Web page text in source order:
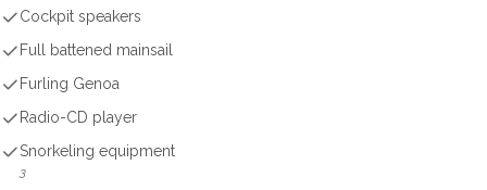
Cockpit speakers
Full battened mainsail
Furling Genoa
Radio-CD player
Snorkeling equipment
3